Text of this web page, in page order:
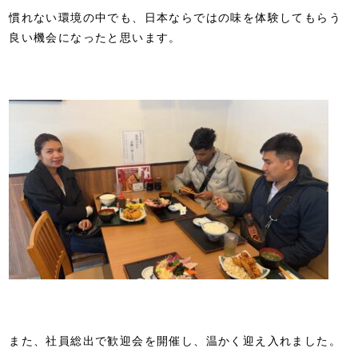
慣れない環境の中でも、日本ならではの味を体験してもらう
良い機会になったと思います。
また、社員総出で歓迎会を開催し、温かく迎え入れました。